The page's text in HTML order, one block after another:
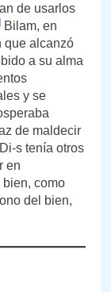
de usarlos
Bilam, en
que alcanzó
a su alma
y se
de maldecir
s tenía otros
en
como
del bien,